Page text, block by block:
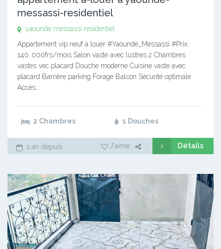
messassi-residentiel
yaounde messassi residentiel
Appartement vip neuf à louer #Yaoundé_Messassi #Prix:
140..000frs/mois Salon vaste avec lustres 2 Chambres
vastes vec placard Douche moderne Cuisine vaste avec
placard Barrière parking Forage Balcon Sécurité optimale
Accès…
2 Chambres 1 Douches
1 an depuis J'aime Détails